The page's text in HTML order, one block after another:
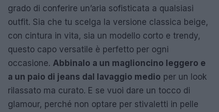
grado di conferire un’aria sofisticata a qualsiasi
outfit. Sia che tu scelga la versione classica beige,
con cintura in vita, sia un modello corto e trendy,
questo capo versatile è perfetto per ogni
occasione. Abbinalo a un maglioncino leggero e
a un paio di jeans dal lavaggio medio per un look
rilassato ma curato. E se vuoi dare un tocco di
glamour, perché non optare per stivaletti in pelle